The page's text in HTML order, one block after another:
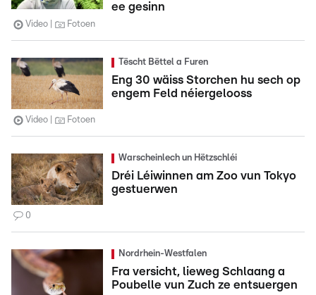
ee gesinn
Video Fotoen
Tëscht Bëttel a Furen
Eng 30 wäiss Storchen hu sech op
engem Feld néiergelooss
Video Fotoen
Warscheinlech un Hëtzschléi
Dréi Léiwinnen am Zoo vun Tokyo
gestuerwen
0
Nordrhein-Westfalen
Fra versicht, lieweg Schlaang a
Poubelle vun Zuch ze entsuergen